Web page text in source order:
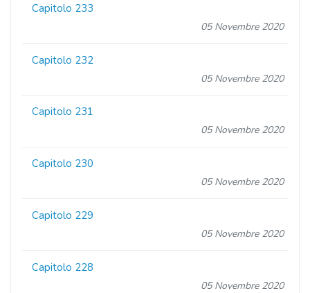
Capitolo 233
05 Novembre 2020
Capitolo 232
05 Novembre 2020
Capitolo 231
05 Novembre 2020
Capitolo 230
05 Novembre 2020
Capitolo 229
05 Novembre 2020
Capitolo 228
05 Novembre 2020